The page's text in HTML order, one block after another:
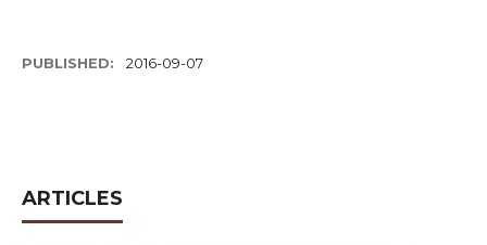
PUBLISHED: 2016-09-07
ARTICLES